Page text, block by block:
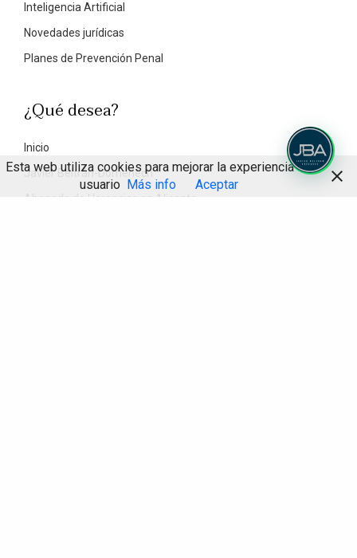
Inteligencia Artificial
Novedades jurídicas
Planes de Prevención Penal
¿Qué desea?
Inicio
Javier Beltrán-Domenech
Abogado de Herencias en Alicante
Esta web utiliza cookies para mejorar la experiencia de
usuario Más info Aceptar